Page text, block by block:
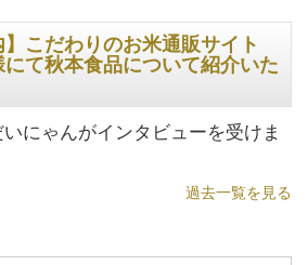
】こだわりのお米通販サイト
て秋本食品について紹介いた
にゃんがインタビューを受けま
過去一覧を見る